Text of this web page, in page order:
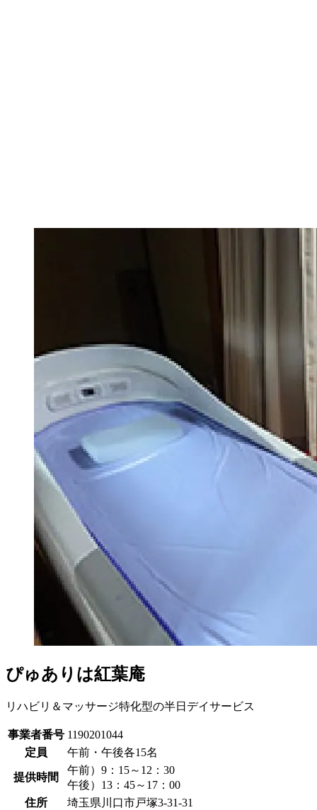
ぴゅありは紅葉庵
リハビリ＆マッサージ特化型の半日デイサービス
事業者番号 1190201044
定員
午前・午後各15名
提供時間
午前）9：15～12：30
午後）13：45～17：00
住所
埼玉県川口市戸塚3-31-31